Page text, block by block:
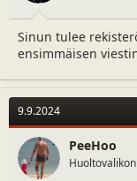
Sinun tulee
ensimmäisen
9.9.2024
PeeHoo